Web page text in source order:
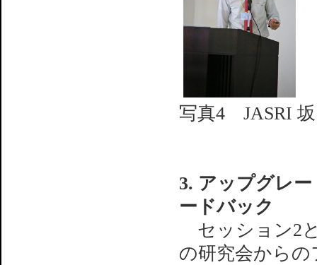
写真4 JASRI
3. アップグレ
ードバック
セッション2
の研究会から